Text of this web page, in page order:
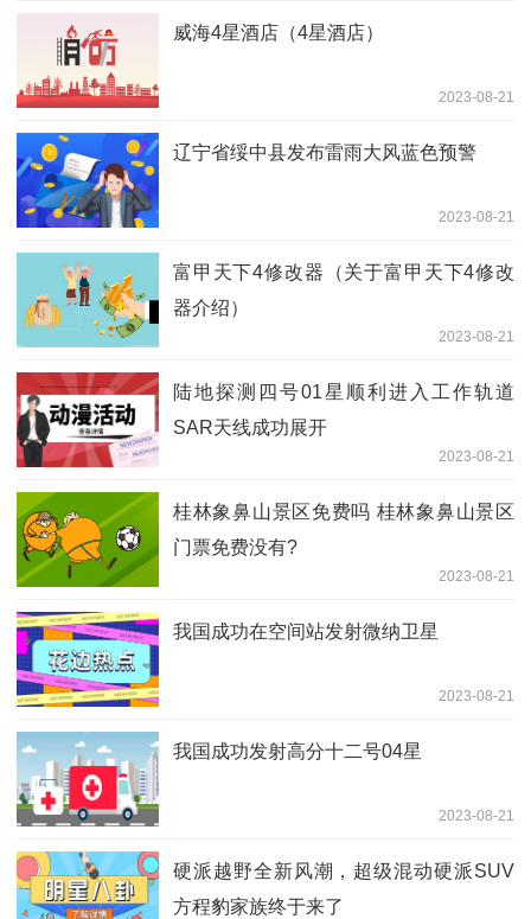
威海4星酒店（4星酒店）
2023-08-21
辽宁省绥中县发布雷雨大风蓝色预警
2023-08-21
富甲天下4修改器（关于富甲天下4修改
器介绍）
2023-08-21
陆地探测四号01星顺利进入工作轨道
SAR天线成功展开
2023-08-21
桂林象鼻山景区免费吗 桂林象鼻山景区
门票免费没有?
2023-08-21
我国成功在空间站发射微纳卫星
2023-08-21
我国成功发射高分十二号04星
2023-08-21
硬派越野全新风潮，超级混动硬派SUV
方程豹家族终于来了